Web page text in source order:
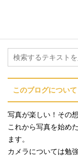
このブログについて
写真が楽しい！その
これから写真を始め
ます。
カメラについては勉